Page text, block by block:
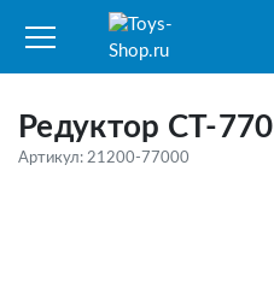
Редуктор CT-770
Артикул: 21200-77000